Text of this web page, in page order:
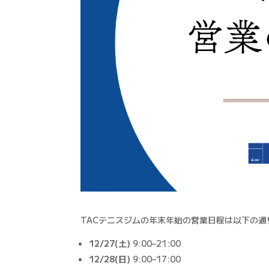
TACテニスジムの年末年始の営業日程は以下の
12/27(土) 9:00–21:00
12/28(日) 9:00–17:00